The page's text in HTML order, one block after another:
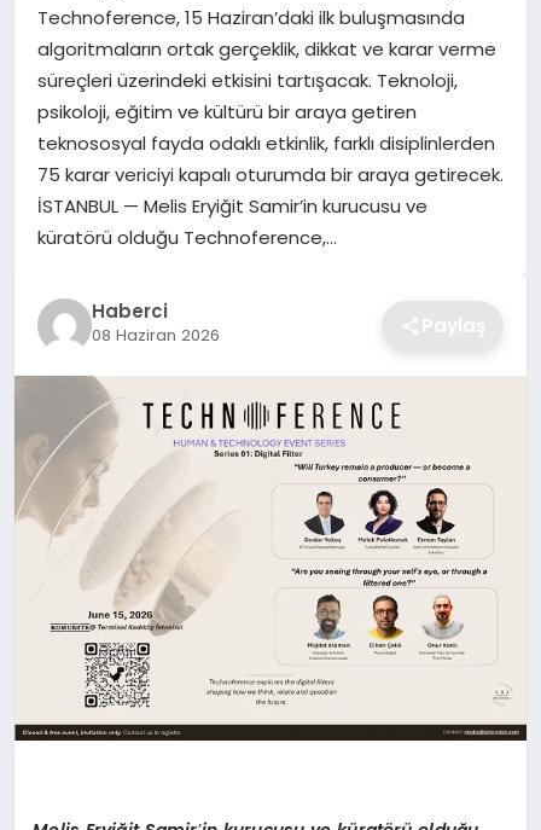
TEKNOLOJI
YAŞAM
GÜNDEM
Technoference, 15 Haziran’daki ilk buluşmasında
algoritmaların ortak gerçeklik, dikkat ve karar verme
süreçleri üzerindeki etkisini tartışacak. Teknoloji,
psikoloji, eğitim ve kültürü bir araya getiren
teknososyal fayda odaklı etkinlik, farklı disiplinlerden
75 karar vericiyi kapalı oturumda bir araya getirecek.
İSTANBUL — Melis Eryiğit Samir’in kurucusu ve
küratörü olduğu Technoference,…
Haberci
08 Haziran 2026 Paylaş